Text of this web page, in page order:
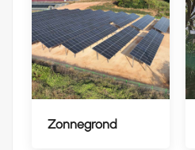
Zonnegrond